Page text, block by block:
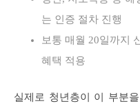
는 인증 절차 진행
보통 매월 20일까지
혜택 적용
실제로 청년층이 이 부분